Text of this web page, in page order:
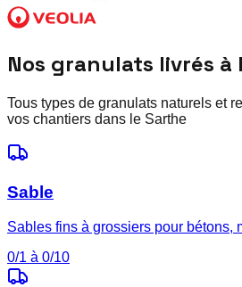
Nos granulats livrés à
Tous types de granulats naturels et
vos chantiers dans le Sarthe
Sable
Sables fins à grossiers pour bétons,
0/1 à 0/10